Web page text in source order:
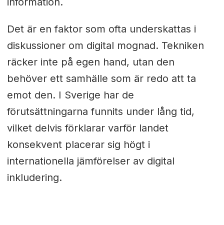
Det är en faktor som ofta underskattas i
diskussioner om digital mognad. Tekniken
räcker inte på egen hand, utan den
behöver ett samhälle som är redo att ta
emot den. I Sverige har de
förutsättningarna funnits under lång tid,
vilket delvis förklarar varför landet
konsekvent placerar sig högt i
internationella jämförelser av digital
inkludering.